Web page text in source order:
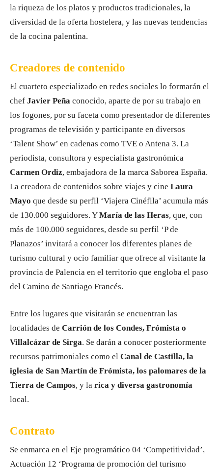
la riqueza de los platos y productos tradicionales, la
diversidad de la oferta hostelera, y las nuevas tendencias
de la cocina palentina.
Creadores de contenido
El cuarteto especializado en redes sociales lo formarán el
chef Javier Peña conocido, aparte de por su trabajo en
los fogones, por su faceta como presentador de diferentes
programas de televisión y participante en diversos
‘Talent Show’ en cadenas como TVE o Antena 3. La
periodista, consultora y especialista gastronómica
Carmen Ordiz, embajadora de la marca Saborea España.
La creadora de contenidos sobre viajes y cine Laura
Mayo que desde su perfil ‘Viajera Cinéfila’ acumula más
de 130.000 seguidores. YMaría de las Heras, que, con
más de 100.000 seguidores, desde su perfil ‘P de
Planazos’ invitará a conocer los diferentes planes de
turismo cultural y ocio familiar que ofrece al visitante la
provincia de Palencia en el territorio que engloba el paso
del Camino de Santiago Francés.
Entre los lugares que visitarán se encuentran las
localidades de Carrión de los Condes, Frómista o
Villalcázar de Sirga. Se darán a conocer posteriormente
recursos patrimoniales como el Canal de Castilla, la
iglesia de San Martín de Frómista, los palomares de la
Tierra de Campos, y la rica y diversa gastronomía
local.
Contrato
Se enmarca en el Eje programático 04 ‘Competitividad’,
Actuación 12 ‘Programa de promoción del turismo